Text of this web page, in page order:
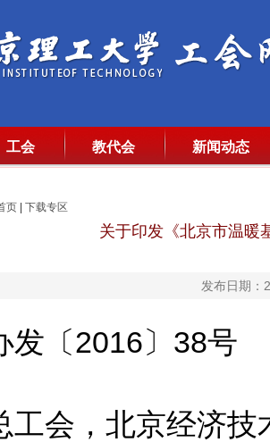
工会 教代会 新闻动态
页 下载专区
关于印发《北京市温暖
发布日期：
发〔2016〕38号
工会，北京经济